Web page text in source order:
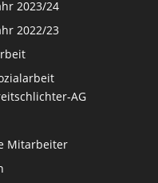
2023/24
2022/23
AG
Mitarbeiter